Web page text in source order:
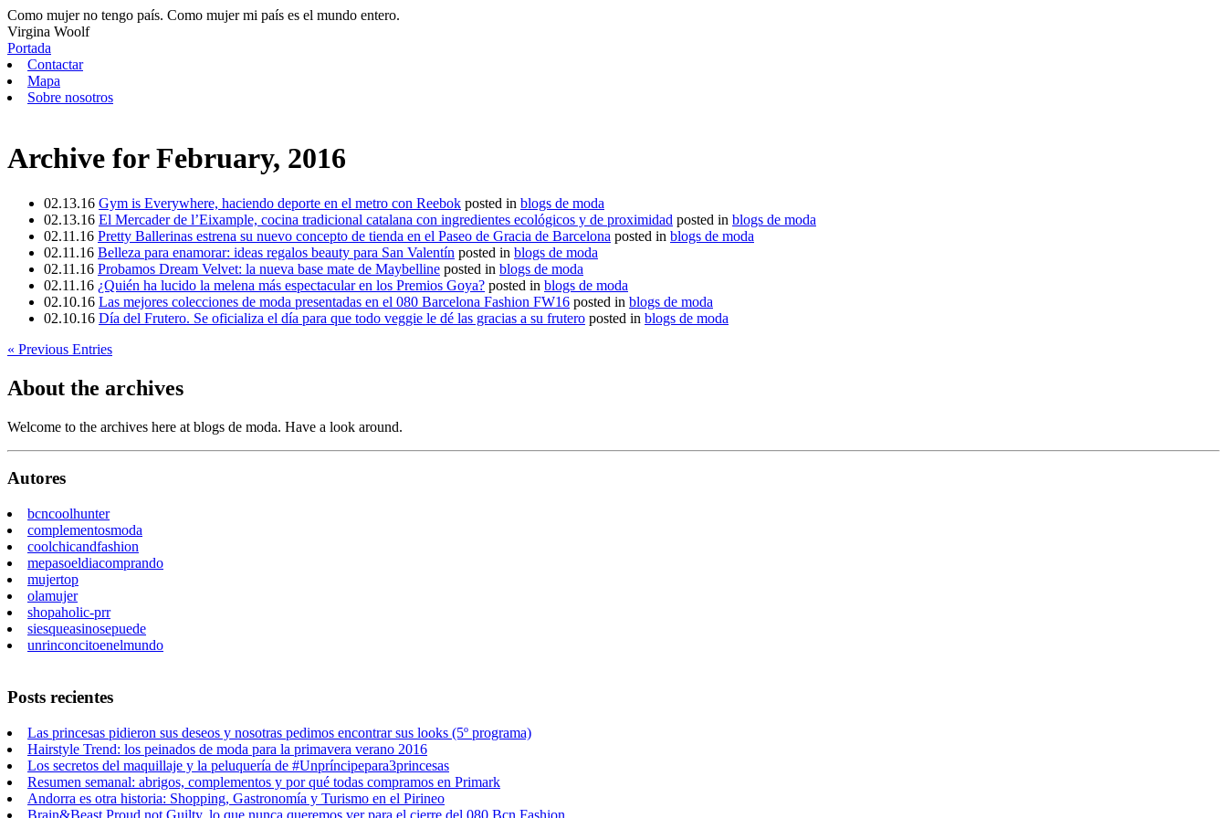
Como mujer no tengo país. Como mujer mi país es el mundo entero.
Virgina Woolf
Portada
Contactar
Mapa
Sobre nosotros
Archive for February, 2016
02.13.16 Gym is Everywhere, haciendo deporte en el metro con Reebok posted in blogs de moda
02.13.16 El Mercader de l’Eixample, cocina tradicional catalana con ingredientes ecológicos y de proximidad posted in blogs de moda
02.11.16 Pretty Ballerinas estrena su nuevo concepto de tienda en el Paseo de Gracia de Barcelona posted in blogs de moda
02.11.16 Belleza para enamorar: ideas regalos beauty para San Valentín posted in blogs de moda
02.11.16 Probamos Dream Velvet: la nueva base mate de Maybelline posted in blogs de moda
02.11.16 ¿Quién ha lucido la melena más espectacular en los Premios Goya? posted in blogs de moda
02.10.16 Las mejores colecciones de moda presentadas en el 080 Barcelona Fashion FW16 posted in blogs de moda
02.10.16 Día del Frutero. Se oficializa el día para que todo veggie le dé las gracias a su frutero posted in blogs de moda
« Previous Entries
About the archives
Welcome to the archives here at blogs de moda. Have a look around.
Autores
bcncoolhunter
complementosmoda
coolchicandfashion
mepasoeldiacomprando
mujertop
olamujer
shopaholic-prr
siesqueasinosepuede
unrinconcitoenelmundo
Posts recientes
Las princesas pidieron sus deseos y nosotras pedimos encontrar sus looks (5º programa)
Hairstyle Trend: los peinados de moda para la primavera verano 2016
Los secretos del maquillaje y la peluquería de #Unpríncipepara3princesas
Resumen semanal: abrigos, complementos y por qué todas compramos en Primark
Andorra es otra historia: Shopping, Gastronomía y Turismo en el Pirineo
Brain&Beast Proud not Guilty, lo que nunca queremos ver para el cierre del 080 Bcn Fashion